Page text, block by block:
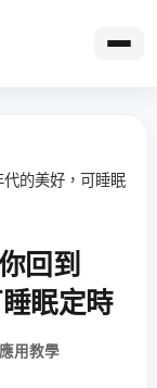
的美好，可睡眠
回到
眠定時
用教學